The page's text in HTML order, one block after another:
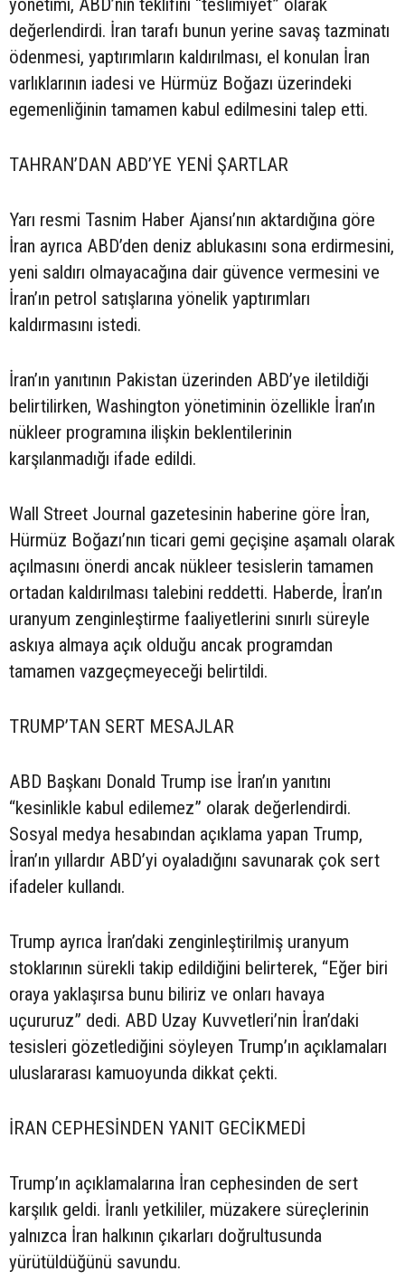
yönetimi, ABD’nin teklifini “teslimiyet” olarak
değerlendirdi. İran tarafı bunun yerine savaş tazminatı
ödenmesi, yaptırımların kaldırılması, el konulan İran
varlıklarının iadesi ve Hürmüz Boğazı üzerindeki
egemenliğinin tamamen kabul edilmesini talep etti.
TAHRAN’DAN ABD’YE YENİ ŞARTLAR
Yarı resmi Tasnim Haber Ajansı’nın aktardığına göre
İran ayrıca ABD’den deniz ablukasını sona erdirmesini,
yeni saldırı olmayacağına dair güvence vermesini ve
İran’ın petrol satışlarına yönelik yaptırımları
kaldırmasını istedi.
İran’ın yanıtının Pakistan üzerinden ABD’ye iletildiği
belirtilirken, Washington yönetiminin özellikle İran’ın
nükleer programına ilişkin beklentilerinin
karşılanmadığı ifade edildi.
Wall Street Journal gazetesinin haberine göre İran,
Hürmüz Boğazı’nın ticari gemi geçişine aşamalı olarak
açılmasını önerdi ancak nükleer tesislerin tamamen
ortadan kaldırılması talebini reddetti. Haberde, İran’ın
uranyum zenginleştirme faaliyetlerini sınırlı süreyle
askıya almaya açık olduğu ancak programdan
tamamen vazgeçmeyeceği belirtildi.
TRUMP’TAN SERT MESAJLAR
ABD Başkanı Donald Trump ise İran’ın yanıtını
“kesinlikle kabul edilemez” olarak değerlendirdi.
Sosyal medya hesabından açıklama yapan Trump,
İran’ın yıllardır ABD’yi oyaladığını savunarak çok sert
ifadeler kullandı.
Trump ayrıca İran’daki zenginleştirilmiş uranyum
stoklarının sürekli takip edildiğini belirterek, “Eğer biri
oraya yaklaşırsa bunu biliriz ve onları havaya
uçururuz” dedi. ABD Uzay Kuvvetleri’nin İran’daki
tesisleri gözetlediğini söyleyen Trump’ın açıklamaları
uluslararası kamuoyunda dikkat çekti.
İRAN CEPHESİNDEN YANIT GECİKMEDİ
Trump’ın açıklamalarına İran cephesinden de sert
karşılık geldi. İranlı yetkililer, müzakere süreçlerinin
yalnızca İran halkının çıkarları doğrultusunda
yürütüldüğünü savundu.